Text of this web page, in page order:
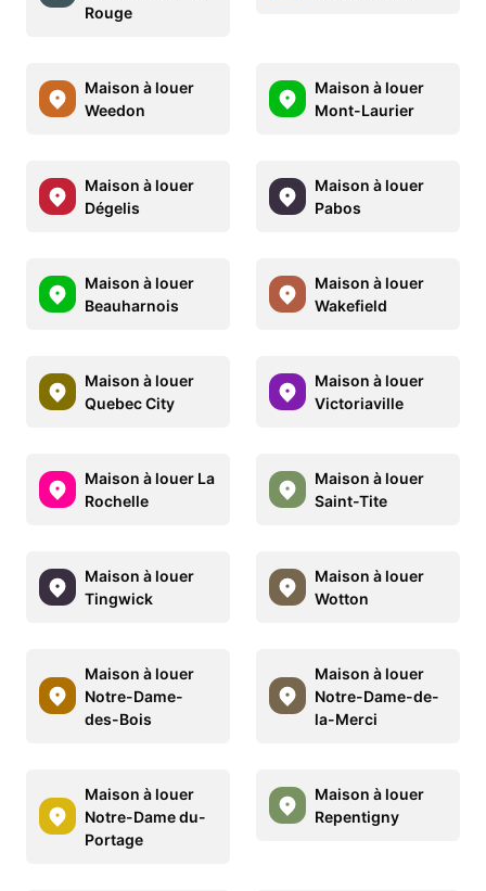
Rouge
Maison à louer
Weedon
Maison à louer
Mont-Laurier
Maison à louer
Dégelis
Maison à louer
Pabos
Maison à louer
Beauharnois
Maison à louer
Wakefield
Maison à louer
Quebec City
Maison à louer
Victoriaville
Maison à louer La
Rochelle
Maison à louer
Saint-Tite
Maison à louer
Tingwick
Maison à louer
Wotton
Maison à louer
Notre-Dame-
des-Bois
Maison à louer
Notre-Dame-de-
la-Merci
Maison à louer
Notre-Dame du-
Portage
Maison à louer
Repentigny